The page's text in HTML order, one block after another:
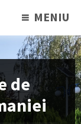
MENIU
de